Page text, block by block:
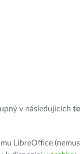
v následujících
LibreOffice